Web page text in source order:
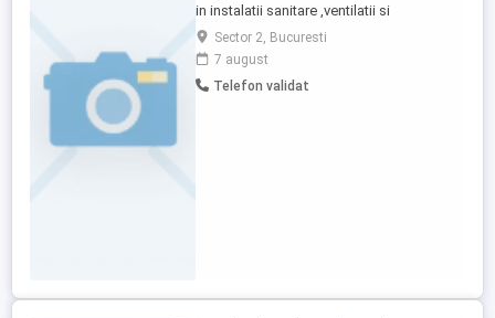
in instalatii sanitare ,ventilatii si
climatizare. Ofer transport pana la locul de
munca sau masina daca esti posesor de
permis de conducere, Pentru mai multe
detalii ma puteti contacta la nr de telefon
Sector 2, Bucuresti
7 august
Telefon validat